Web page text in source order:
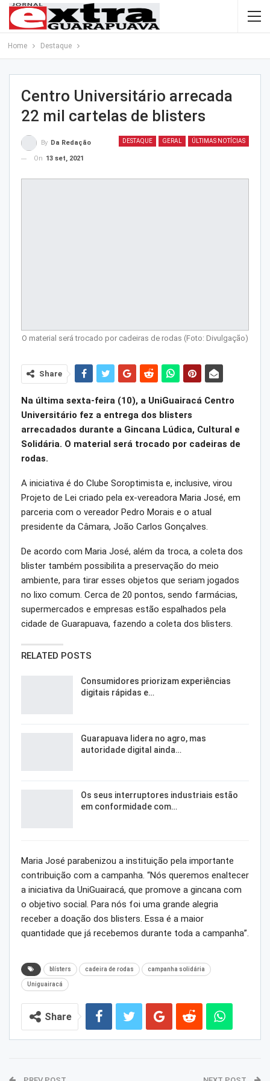
Home Destaque
Centro Universitário arrecada
22 mil cartelas de blisters
DESTAQUE GERAL ÚLTIMAS NOTÍCIAS
By Da Redação
On 13 set, 2021
O material será trocado por cadeiras de rodas (Foto: Divulgação)
Share
Na última sexta-feira (10), a UniGuairacá Centro
Universitário fez a entrega dos blisters
arrecadados durante a Gincana Lúdica, Cultural e
Solidária. O material será trocado por cadeiras de
rodas.
A iniciativa é do Clube Soroptimista e, inclusive, virou
Projeto de Lei criado pela ex-vereadora Maria José, em
parceria com o vereador Pedro Morais e o atual
presidente da Câmara, João Carlos Gonçalves.
De acordo com Maria José, além da troca, a coleta dos
blister também possibilita a preservação do meio
ambiente, para tirar esses objetos que seriam jogados
no lixo comum. Cerca de 20 pontos, sendo farmácias,
supermercados e empresas estão espalhados pela
cidade de Guarapuava, fazendo a coleta dos blisters.
RELATED POSTS
Consumidores priorizam experiências
digitais rápidas e…
Guarapuava lidera no agro, mas
autoridade digital ainda…
Os seus interruptores industriais estão
em conformidade com…
Maria José parabenizou a instituição pela importante
contribuição com a campanha. “Nós queremos enaltecer
a iniciativa da UniGuairacá, que promove a gincana com
o objetivo social. Para nós foi uma grande alegria
receber a doação dos blisters. Essa é a maior
quantidade que já recebemos durante toda a campanha”.
blísters cadeira de rodas campanha solidária
Uniguairacá
Share